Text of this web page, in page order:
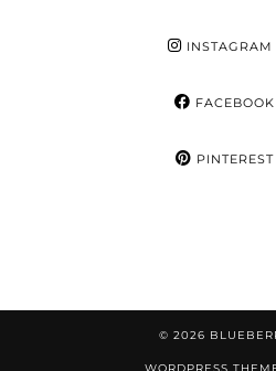
INSTAGRAM
FACEBOOK
PINTEREST
© 2026